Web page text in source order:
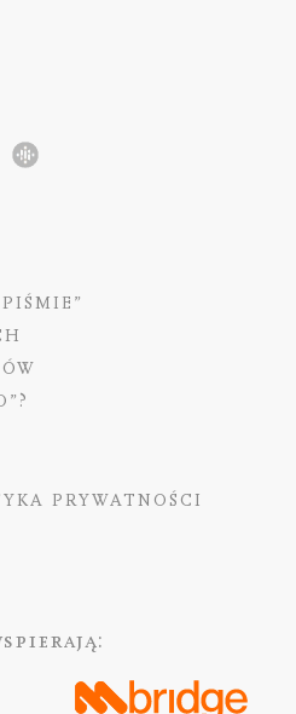
PRYWATNOŚCI